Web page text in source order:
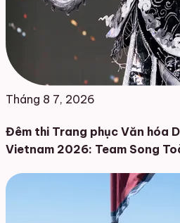
Tháng 8 7, 2026
Đêm thi Trang phục Văn hóa
Vietnam 2026: Team Song